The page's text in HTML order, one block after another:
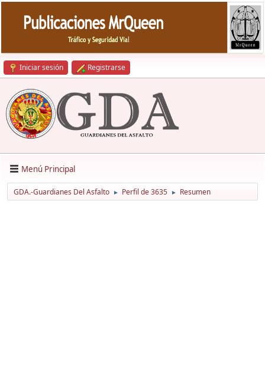
Iniciar sesión Registrarse
Menú Principal
GDA.-Guardianes Del Asfalto ► Perfil de 3635 ► Resumen